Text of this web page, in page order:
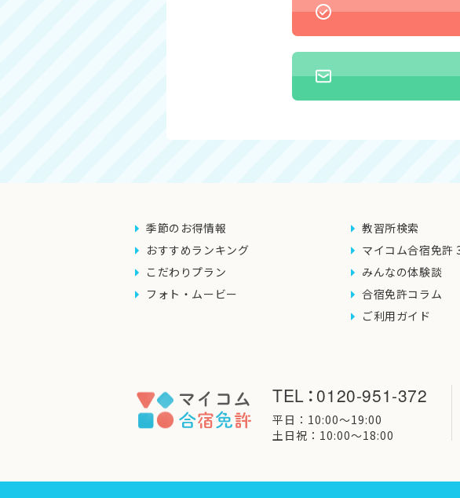
季節のお得情報
おすすめランキング
こだわりプラン
フォト・ムービー
教習所検索
マイコム合宿免許
みんなの体験談
合宿免許コラム
ご利用ガイド
TEL：0120-951-372
平日：10:00〜19:00
土日祝：10:00〜18:00